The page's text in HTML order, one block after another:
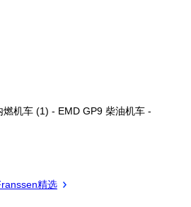
机车 (1) - EMD GP9 柴油机车 -
精选